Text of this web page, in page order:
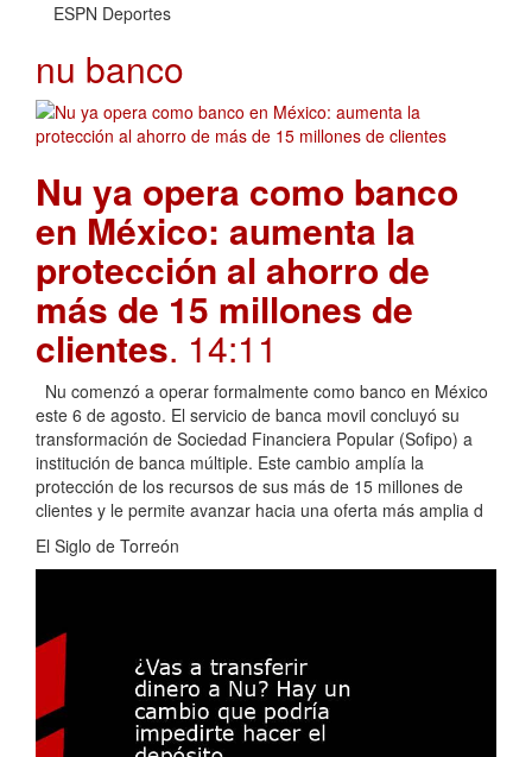
ESPN Deportes
nu banco
Nu ya opera como banco
en México: aumenta la
protección al ahorro de
más de 15 millones de
clientes. 14:11
Nu comenzó a operar formalmente como banco en México
este 6 de agosto. El servicio de banca movil concluyó su
transformación de Sociedad Financiera Popular (Sofipo) a
institución de banca múltiple. Este cambio amplía la
protección de los recursos de sus más de 15 millones de
clientes y le permite avanzar hacia una oferta más amplia d
El Siglo de Torreón